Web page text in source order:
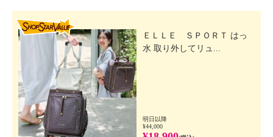
ＥＬＬＥ ＳＰＯＲＴ はっ
水 取り外してリュ...
明日以降
¥44,000